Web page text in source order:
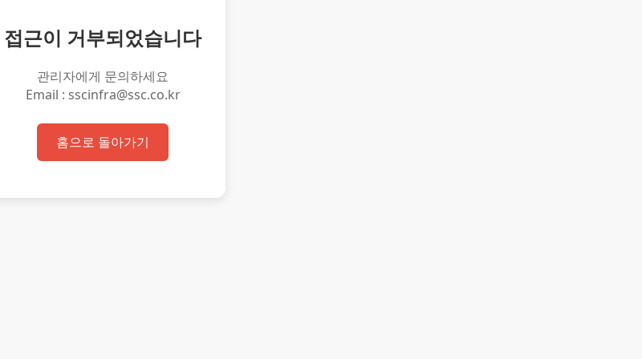
접근이 거부되었습니다
관리자에게 문의하세요
Email : sscinfra@ssc.co.kr
홈으로 돌아가기